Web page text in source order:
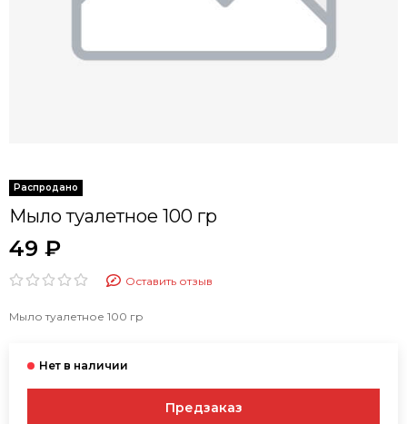
Мыло туалетное 100 гр
49 ₽
Оставить отзыв
Мыло туалетное 100 гр
Предзаказ